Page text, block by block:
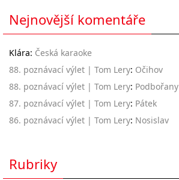
Nejnovější komentáře
Klára: Česká karaoke
88. poznávací výlet | Tom Lery: Očihov
88. poznávací výlet | Tom Lery: Podbořany
87. poznávací výlet | Tom Lery: Pátek
86. poznávací výlet | Tom Lery: Nosislav
Rubriky